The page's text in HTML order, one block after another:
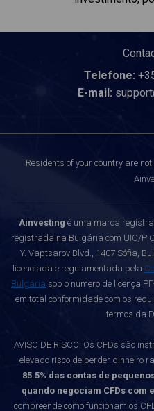
Telefone:
E-mail:
Residents of your country are
Ainvesting é uma marca
registrada na Bulgária com UIC/
Y. Vaptsarov Blvd., 1407 Sófia,
licenciada e regulamentada pela
Bulgária sob o número de licença
em total conformidade com os
termos da
AVISO DE RISCO: Os CFDs são
elevado risco de perder dinheiro
85.5% das contas de
quando negociam CFDs com
compreende como funcionam os